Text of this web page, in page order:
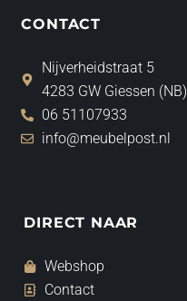
CONTACT
Nijverheidstraat 5
4283 GW Giessen (NB)
06 51107933
info@meubelpost.nl
DIRECT NAAR
Webshop
Contact